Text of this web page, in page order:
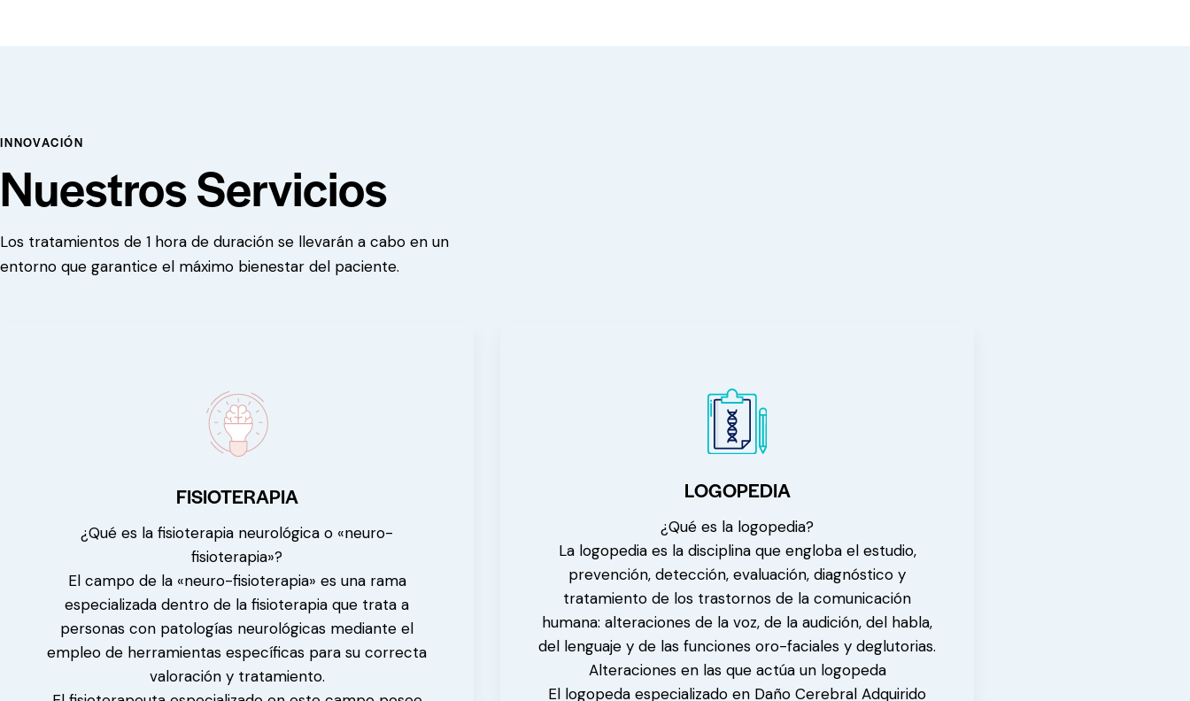
INNOVACIÓN
Nuestros Servicios
Los tratamientos de 1 hora de duración se llevarán a cabo en un
entorno que garantice el máximo bienestar del paciente.
FISIOTERAPIA
¿Qué es la fisioterapia neurológica o «neuro-
fisioterapia»?
El campo de la «neuro-fisioterapia» es una rama
especializada dentro de la fisioterapia que trata a
personas con patologías neurológicas mediante el
empleo de herramientas específicas para su correcta
valoración y tratamiento.
LOGOPEDIA
¿Qué es la logopedia?
La logopedia es la disciplina que engloba el estudio,
prevención, detección, evaluación, diagnóstico y
tratamiento de los trastornos de la comunicación
humana: alteraciones de la voz, de la audición, del habla,
del lenguaje y de las funciones oro-faciales y deglutorias.
Alteraciones en las que actúa un logopeda
El logopeda especializado en Daño Cerebral Adquirido